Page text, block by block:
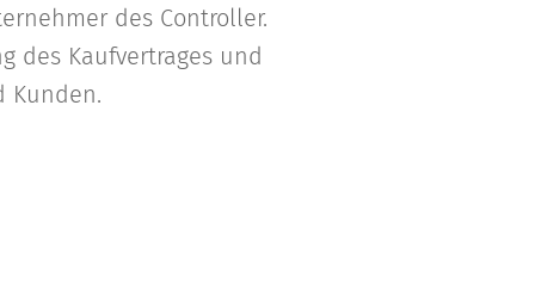
des Controller.
des Kaufvertrages und
Kunden.